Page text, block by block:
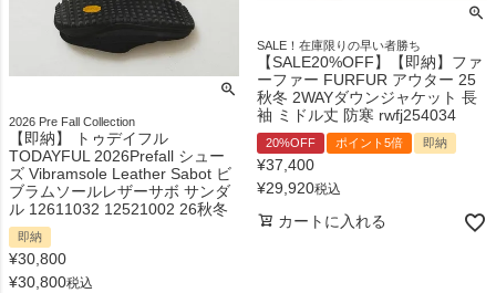
2026 Pre Fall Collection
【即納】 トゥデイフル
TODAYFUL 2026Prefall シュー
ズ Vibramsole Leather Sabot ビ
ブラムソールレザーサボ サンダ
ル 12611032 12521002 26秋冬
即納
¥30,800
¥30,800税込
SALE！在庫限りの早い者勝ち
【SALE20%OFF】【即納】ファ
ーファー FURFUR アウター 25
秋冬 2WAYダウンジャケット 長
袖 ミドル丈 防寒 rwfj254034
20%OFF ポイント5倍 即納
¥37,400
¥29,920税込
カートに入れる